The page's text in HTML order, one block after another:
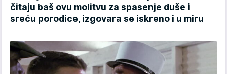
čitaju baš ovu molitvu za spasenje duše i
sreću porodice, izgovara se iskreno i u miru